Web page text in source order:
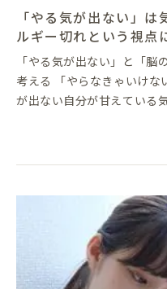
「やる気が出ない」
ルギー切れという視点
「やる気が出ない」と「脳
考える 「やらなきゃいけないのに、体が動かない」 「やる気
が出ない自分が甘えている
「朝起きるだけで精一杯